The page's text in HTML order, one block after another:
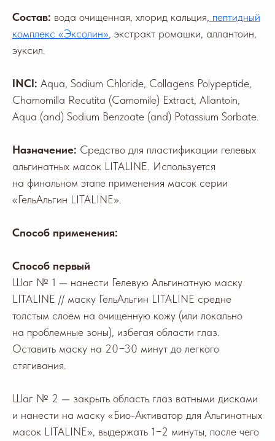
Состав: вода очищенная, хлорид кальция, пептидный
комплекс «Эксолин» , экстракт ромашки, аллантоин,
эуксил.
INCI: Aqua, Sodium Chloride, Сollagens Polypeptide,
Chamomilla Recutita (Camomile) Extract, Allantoin,
Aqua (and) Sodium Benzoate (and) Potassium Sorbate.
Назначение: Средство для пластификации гелевых
альгинатных масок LITALINE. Используется
на финальном этапе применения масок серии
«ГельАльгин LITALINE».
Способ применения:
Способ первый
Шаг № 1 — нанести Гелевую Альгинатную маску
LITALINE // маску ГельАльгин LITALINE средне
толстым слоем на очищенную кожу (или локально
на проблемные зоны), избегая области глаз.
Оставить маску на 20−30 минут до легкого
стягивания.
Шаг № 2 — закрыть область глаз ватными дисками
и нанести на маску «Био-Активатор для Альгинатных
масок LITALINE», выдержать 1−2 минуты, после чего